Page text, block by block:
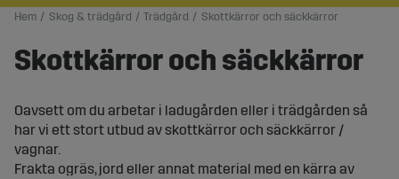
Hem Skog & trädgård Trädgård Skottkärror och säckkärror
Skottkärror och säckkärror
Oavsett om du arbetar i ladugården eller i trädgården så
har vi ett stort utbud av skottkärror och säckkärror /
vagnar.
Frakta ogräs, jord eller annat material med en kärra av